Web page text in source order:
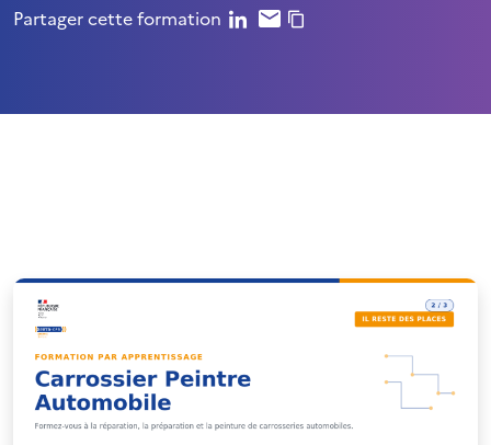
Partager cette formation